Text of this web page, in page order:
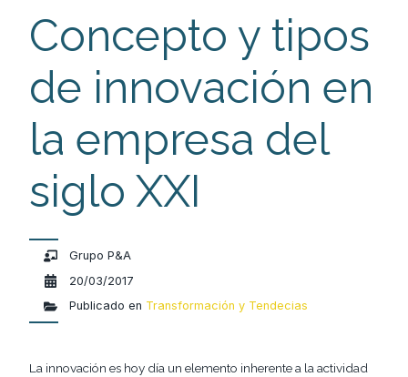
Concepto y tipos
de innovación en
la empresa del
siglo XXI
Grupo P&A
20/03/2017
Publicado en Transformación y Tendecias
La innovación es hoy día un elemento inherente a la actividad